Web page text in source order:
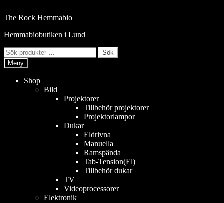
till
Hoppa
navigering
Hoppa
innehåll
The Rock Hemmabio
Hemmabiobutiken i Lund
Sök
efter:
Sök
Meny
Shop
Bild
Projektorer
Tillbehör projektorer
Projektorlampor
Dukar
Eldrivna
Manuella
Ramspända
Tab-Tension(El)
Tillbehör dukar
TV
Videoprocessorer
Elektronik